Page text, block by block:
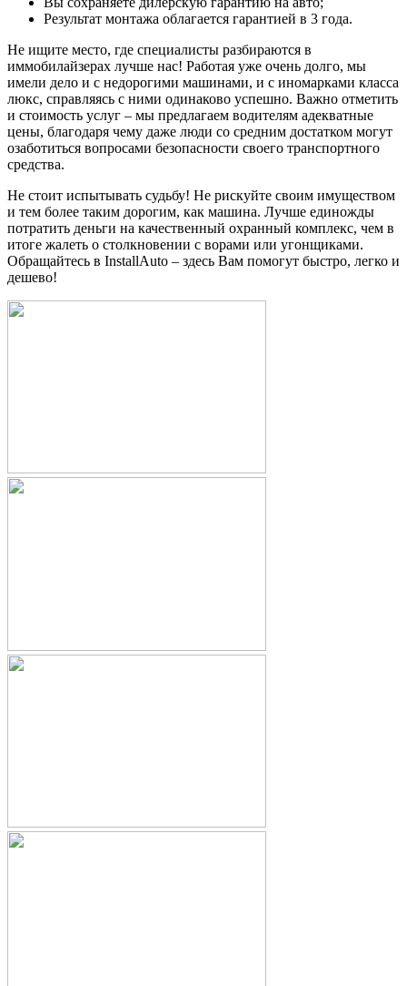
Результат монтажа облагается гарантией в 3 года.
Не ищите место, где специалисты разбираются в
иммобилайзерах лучше нас! Работая уже очень долго, мы
имели дело и с недорогими машинами, и с иномарками класса
люкс, справляясь с ними одинаково успешно. Важно отметить
и стоимость услуг – мы предлагаем водителям адекватные
цены, благодаря чему даже люди со средним достатком могут
озаботиться вопросами безопасности своего транспортного
средства.
Не стоит испытывать судьбу! Не рискуйте своим имуществом
и тем более таким дорогим, как машина. Лучше единожды
потратить деньги на качественный охранный комплекс, чем в
итоге жалеть о столкновении с ворами или угонщиками.
Обращайтесь в InstallAuto – здесь Вам помогут быстро, легко и
дешево!